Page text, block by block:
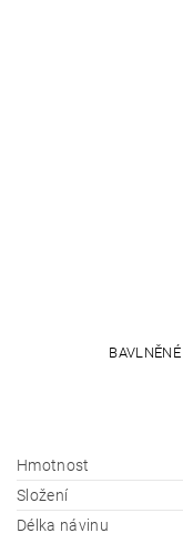
Hmotnost
Složení
Délka návinu